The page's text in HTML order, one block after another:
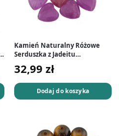
Kamień Naturalny Różowe
Serduszka z Jadeitu
Malezyjskiego 12 mm 20 szt.
32,99 zł
Dodaj do koszyka